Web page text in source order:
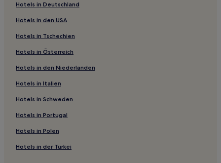
Tangxia: Hotels
Hotels nahe Station Haizhu Square
Hotels nahe Jinan Universität
Huanshi Dong Lu: Hotels
Hotels nahe Station Science City
East Huanshi Road: Hotels
Guangzhou Hotels
Hotels nahe Station Xiaobei
Guangzhou Science City: Hotels
Xiaozhou: Hotels
Hotels in Deutschland
Hotels in den USA
Hotels in Tschechien
Hotels in Österreich
Hotels in den Niederlanden
Hotels in Italien
Hotels in Schweden
Hotels in Portugal
Hotels in Polen
Hotels in der Türkei